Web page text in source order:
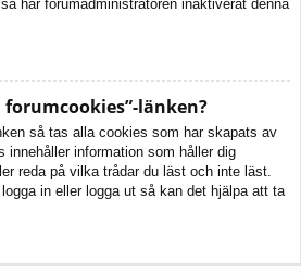
har forumadministratören inaktiverat denna
forumcookies”-länken?
så tas alla cookies som har skapats av
innehåller information som håller dig
reda på vilka trådar du läst och inte läst.
in eller logga ut så kan det hjälpa att ta